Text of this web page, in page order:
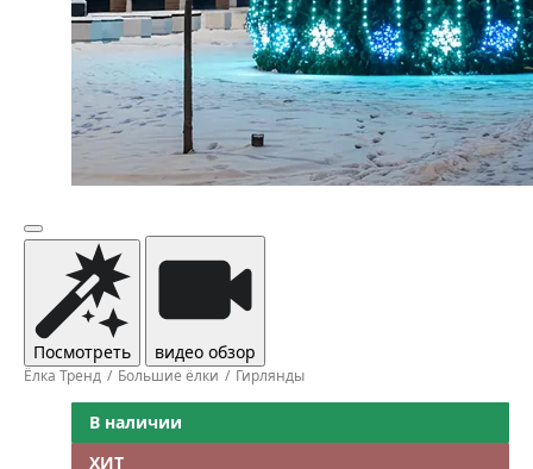
Посмотреть видео обзор
Ёлка Тренд Большие ёлки Гирлянды
В наличии
ХИТ